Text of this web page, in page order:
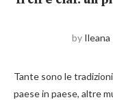
by Ileana
Tante sono le
paese in paese, altre